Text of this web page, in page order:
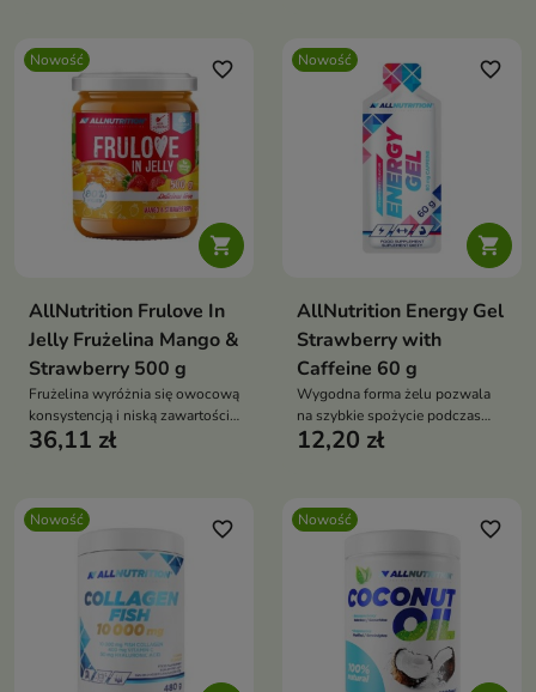
Nowość

favorite_border
AllNutrition Frulove In
Jelly Frużelina Mango &
Strawberry 500 g
Frużelina wyróżnia się owocową
konsystencją i niską zawartością
tłuszczu, dzięki czemu może być
36,11 zł
Nowość

favorite_border
AllNutrition Energy Gel
Strawberry with
Caffeine 60 g
Wygodna forma żelu pozwala
na szybkie spożycie podczas
aktywności, bez konieczności
12,20 zł
Nowość favorite_border Nowość favorite_border